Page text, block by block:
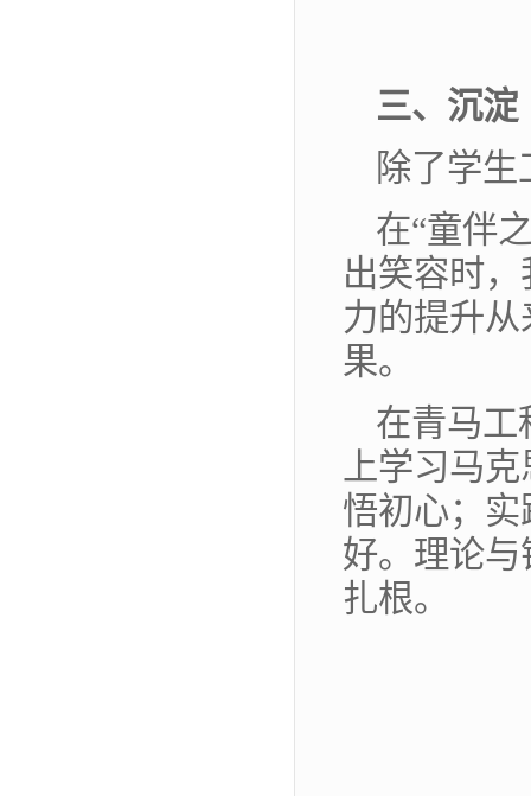
三、沉淀
除了学
在“童伴
出笑容时
力的提升
果。
在青马工
上学习马
悟初心；实
好。理论
扎根。